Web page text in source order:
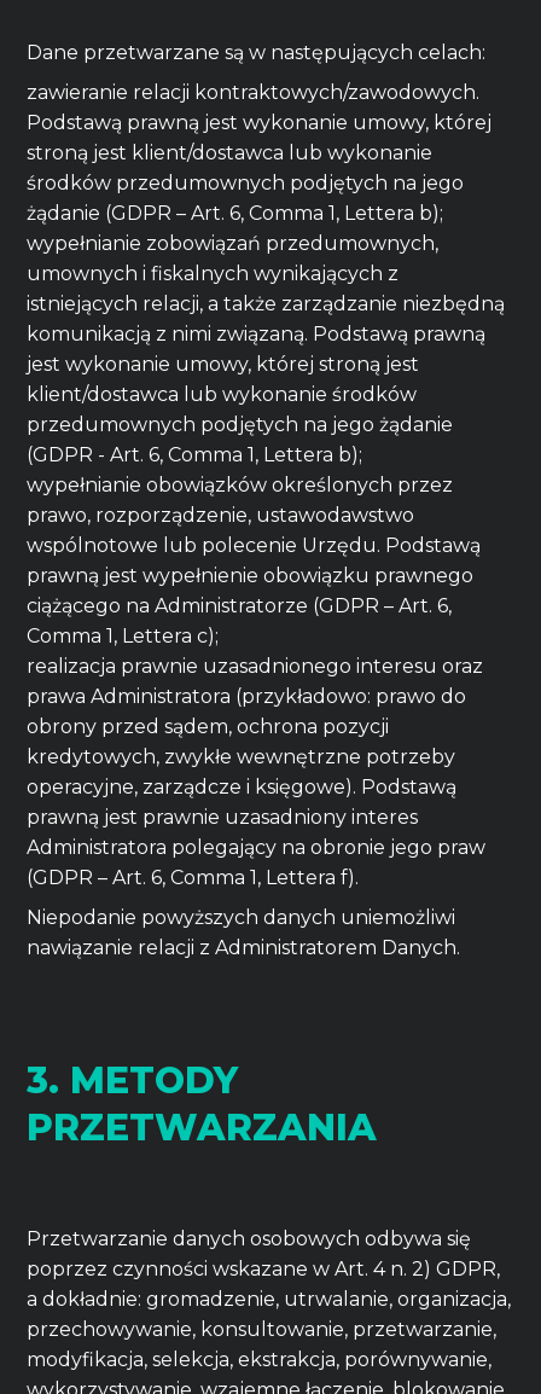
Dane przetwarzane są w następujących celach:
zawieranie relacji kontraktowych/zawodowych.
Podstawą prawną jest wykonanie umowy, której
stroną jest klient/dostawca lub wykonanie
środków przedumownych podjętych na jego
żądanie (GDPR – Art. 6, Comma 1, Lettera b);
wypełnianie zobowiązań przedumownych,
umownych i fiskalnych wynikających z
istniejących relacji, a także zarządzanie niezbędną
komunikacją z nimi związaną. Podstawą prawną
jest wykonanie umowy, której stroną jest
klient/dostawca lub wykonanie środków
przedumownych podjętych na jego żądanie
(GDPR - Art. 6, Comma 1, Lettera b);
wypełnianie obowiązków określonych przez
prawo, rozporządzenie, ustawodawstwo
wspólnotowe lub polecenie Urzędu. Podstawą
prawną jest wypełnienie obowiązku prawnego
ciążącego na Administratorze (GDPR – Art. 6,
Comma 1, Lettera c);
realizacja prawnie uzasadnionego interesu oraz
prawa Administratora (przykładowo: prawo do
obrony przed sądem, ochrona pozycji
kredytowych, zwykłe wewnętrzne potrzeby
operacyjne, zarządcze i księgowe). Podstawą
prawną jest prawnie uzasadniony interes
Administratora polegający na obronie jego praw
(GDPR – Art. 6, Comma 1, Lettera f).
Niepodanie powyższych danych uniemożliwi
nawiązanie relacji z Administratorem Danych.
3. METODY
PRZETWARZANIA
Przetwarzanie danych osobowych odbywa się
poprzez czynności wskazane w Art. 4 n. 2) GDPR,
a dokładnie: gromadzenie, utrwalanie, organizacja,
przechowywanie, konsultowanie, przetwarzanie,
modyfikacja, selekcja, ekstrakcja, porównywanie,